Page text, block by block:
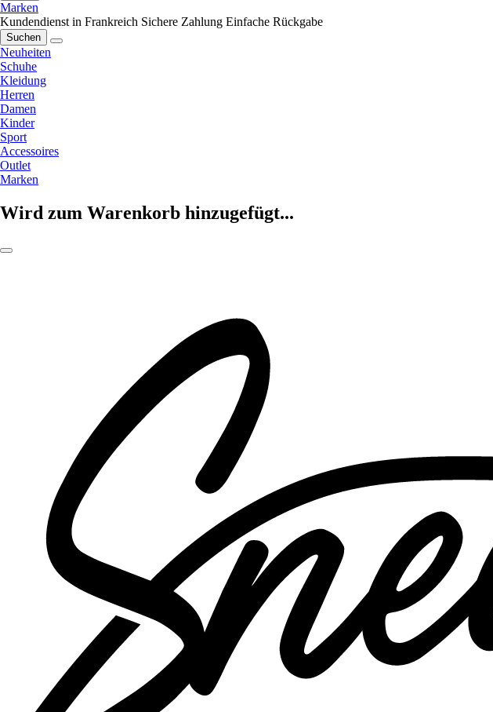
Marken
Kundendienst in Frankreich Sichere Zahlung Einfache Rückgabe
Suchen
Neuheiten
Schuhe
Kleidung
Herren
Damen
Kinder
Sport
Accessoires
Outlet
Marken
Wird zum Warenkorb hinzugefügt...